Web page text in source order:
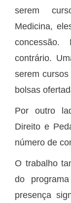
serem
Medicina,
contrário.
serem
bolsas
Por outro
Direito e
número de
O trabalho
do
presença